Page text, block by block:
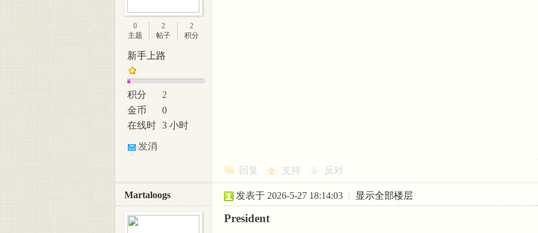
0
主题
2
帖子
2
积分
新手上路
积分
2
金币
0
在线时 3 小时
发消
回复 支持 反对
Martaloogs 发表于 2026-5-27 18:14:03 | 显示全部楼层
President